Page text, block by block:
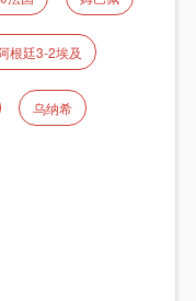
根廷3-2埃及
乌纳希